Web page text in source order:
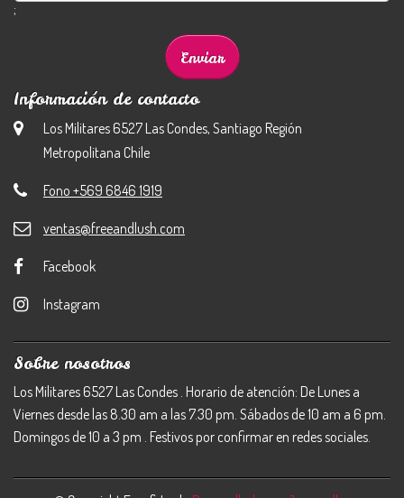
;
Información de contacto
Los Militares 6527 Las Condes, Santiago Región
Metropolitana Chile
Fono +569 6846 1919
ventas@freeandlush.com
Facebook
Instagram
Sobre nosotros
Los Militares 6527 Las Condes . Horario de atención: De Lunes a
Viernes desde las 8.30 am a las 7.30 pm. Sábados de 10 am a 6 pm.
Domingos de 10 a 3 pm . Festivos por confirmar en redes sociales.